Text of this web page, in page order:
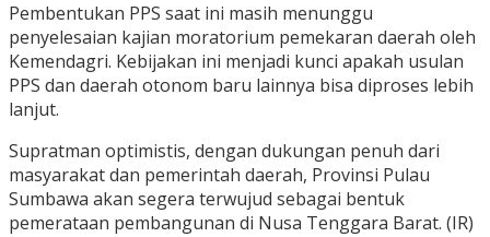
Pembentukan PPS saat ini masih menunggu
penyelesaian kajian moratorium pemekaran daerah oleh
Kemendagri. Kebijakan ini menjadi kunci apakah usulan
PPS dan daerah otonom baru lainnya bisa diproses lebih
lanjut.
Supratman optimistis, dengan dukungan penuh dari
masyarakat dan pemerintah daerah, Provinsi Pulau
Sumbawa akan segera terwujud sebagai bentuk
pemerataan pembangunan di Nusa Tenggara Barat. (IR)